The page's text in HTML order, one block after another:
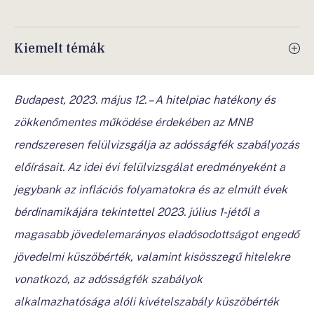
Kiemelt témák
Budapest, 2023. május 12. – A hitelpiac hatékony és
zökkenőmentes működése érdekében az MNB
rendszeresen felülvizsgálja az adósságfék szabályozás
előírásait. Az idei évi felülvizsgálat eredményeként a
jegybank az inflációs folyamatokra és az elmúlt évek
bérdinamikájára tekintettel 2023. július 1-jétől a
magasabb jövedelemarányos eladósodottságot engedő
jövedelmi küszöbérték, valamint kisösszegű hitelekre
vonatkozó, az adósságfék szabályok
alkalmazhatósága alóli kivételszabály küszöbérték